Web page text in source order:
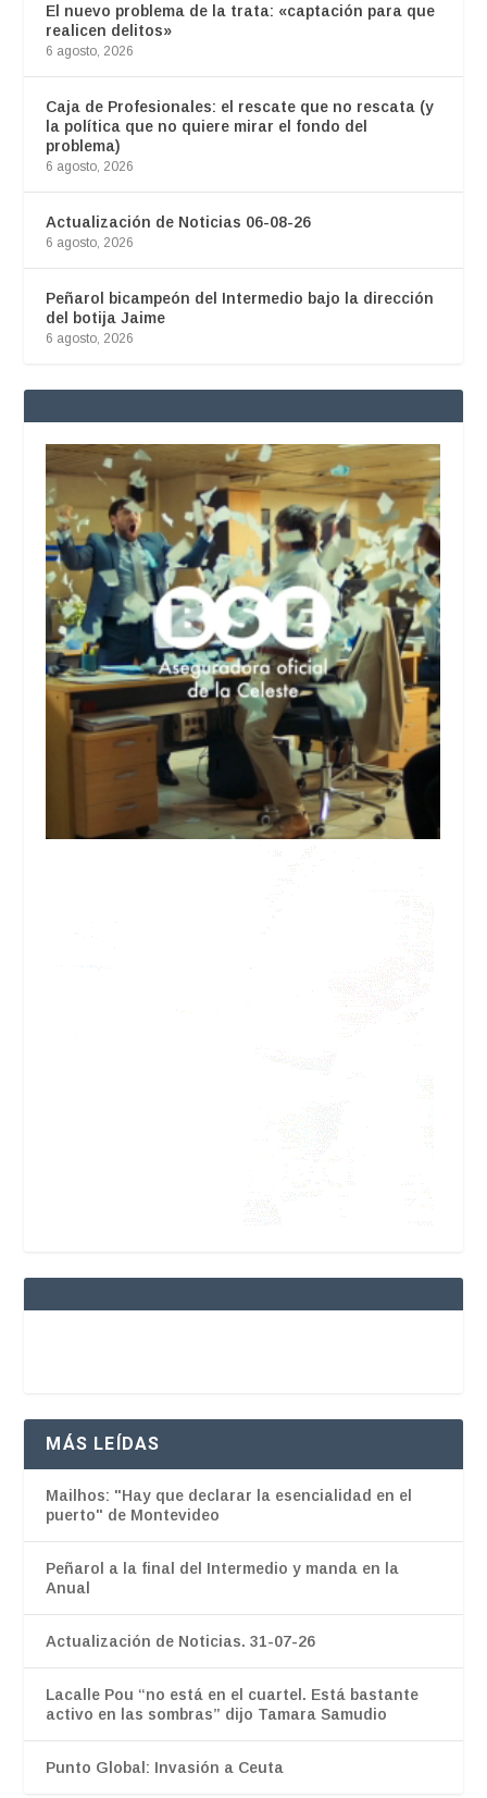
El nuevo problema de la trata: «captación para que
realicen delitos»
6 agosto, 2026
Caja de Profesionales: el rescate que no rescata (y
la política que no quiere mirar el fondo del
problema)
6 agosto, 2026
Actualización de Noticias 06-08-26
6 agosto, 2026
Peñarol bicampeón del Intermedio bajo la dirección
del botija Jaime
6 agosto, 2026
MÁS LEÍDAS
Mailhos: "Hay que declarar la esencialidad en el
puerto" de Montevideo
Peñarol a la final del Intermedio y manda en la
Anual
Actualización de Noticias. 31-07-26
Lacalle Pou “no está en el cuartel. Está bastante
activo en las sombras” dijo Tamara Samudio
Punto Global: Invasión a Ceuta